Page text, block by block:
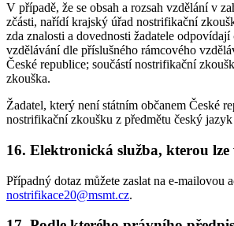
V případě, že se obsah a rozsah vzdělání v
zčásti, nařídí krajský úřad nostrifikační
zda znalosti a dovednosti žadatele odpovídají
vzdělávání dle příslušného rámcového
České republice; součástí nostrifikační
zkouška.
Žadatel, který není státním občanem České
nostrifikační zkoušku z předmětu český jazyk
16. Elektronická služba, kterou
Případný dotaz můžete zaslat na e-mailovou
nostrifikace20@msmt.cz.